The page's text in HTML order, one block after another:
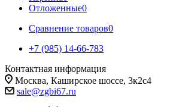
Отложенные0
Сравнение товаров0
+7 (985) 14-66-783
Контактная информация
Москва, Каширское шоссе, 3к2с4
sale@zgbi67.ru